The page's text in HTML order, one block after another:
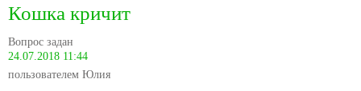
Кошка кричит
Вопрос задан
24.07.2018 11:44
пользователем Юлия